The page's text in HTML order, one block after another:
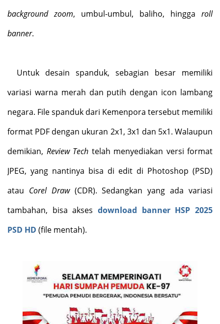
background zoom, umbul-umbul, baliho, hingga roll
banner.
Untuk desain spanduk, sebagian besar memiliki
variasi warna merah dan putih dengan icon lambang
negara. File spanduk dari Kemenpora tersebut memiliki
format PDF dengan ukuran 2x1, 3x1 dan 5x1. Walaupun
demikian, Review Tech telah menyediakan versi format
JPEG, yang nantinya bisa di edit di Photoshop (PSD)
atau Corel Draw (CDR). Sedangkan yang ada variasi
tambahan, bisa akses download banner HSP 2025
PSD HD (file mentah).